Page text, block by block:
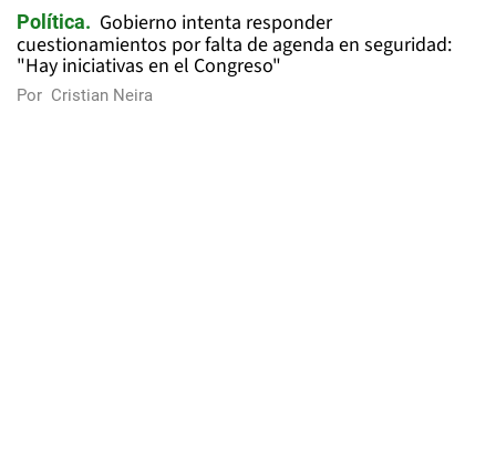
Política
Gobierno intenta responder
cuestionamientos por falta de agenda en seguridad:
"Hay iniciativas en el Congreso"
Por Cristian Neira